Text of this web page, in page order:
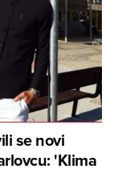
se novi
'Klima